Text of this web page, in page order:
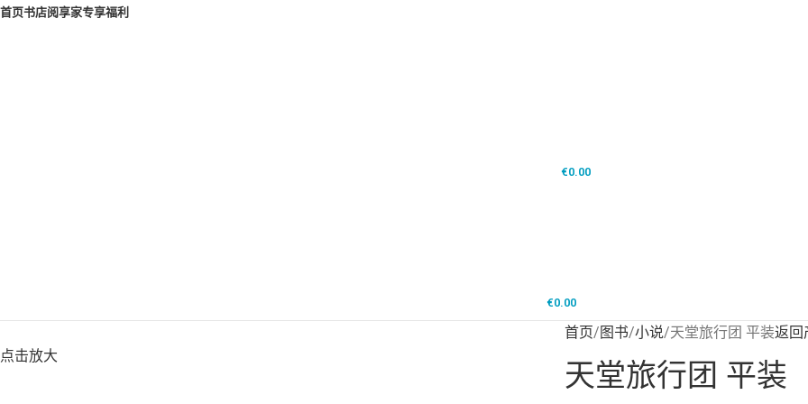
首页书店阅享家专享福利
€0.00
€0.00
点击放大
首页 图书 小说 天堂旅行团 平装返回
天堂旅行团 平装